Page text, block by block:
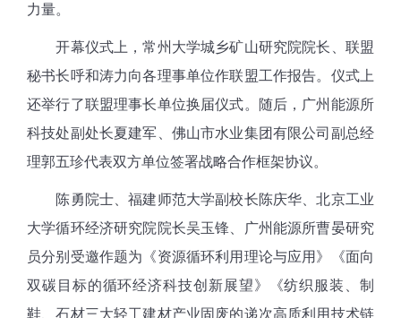
力量。
开幕仪式上，常州大学城乡矿山研究院院长、联盟
秘书长呼和涛力向各理事单位作联盟工作报告。仪式上
还举行了联盟理事长单位换届仪式。随后，广州能源所
科技处副处长夏建军、佛山市水业集团有限公司副总经
理郭五珍代表双方单位签署战略合作框架协议。
陈勇院士、福建师范大学副校长陈庆华、北京工业
大学循环经济研究院院长吴玉锋、广州能源所曹晏研究
员分别受邀作题为《资源循环利用理论与应用》《面向
双碳目标的循环经济科技创新展望》《纺织服装、制
鞋、石材三大轻工建材产业固废的递次高质利用技术链